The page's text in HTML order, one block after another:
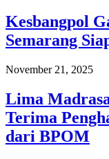
Kesbangpol
Semarang
November 21, 2025
Lima
Terima
dari BPOM